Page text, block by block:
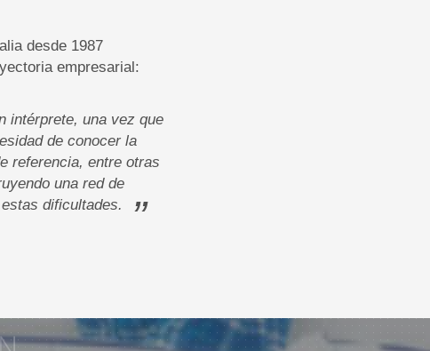
desde 1987
empresarial:
intérprete, una vez que
de conocer la
referencia, entre otras
una red de
dificultades.
”